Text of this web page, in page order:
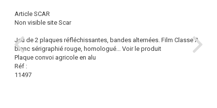
Article SCAR
Non visible site Scar
Jeu de 2 plaques réfléchissantes, bandes alternées. Film Classe A
blanc sérigraphié rouge, homologué... Voir le produit
Plaque convoi agricole en alu
Réf :
11497